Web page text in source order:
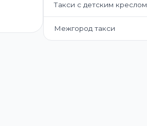
Такси с детским креслом
Межгород такси